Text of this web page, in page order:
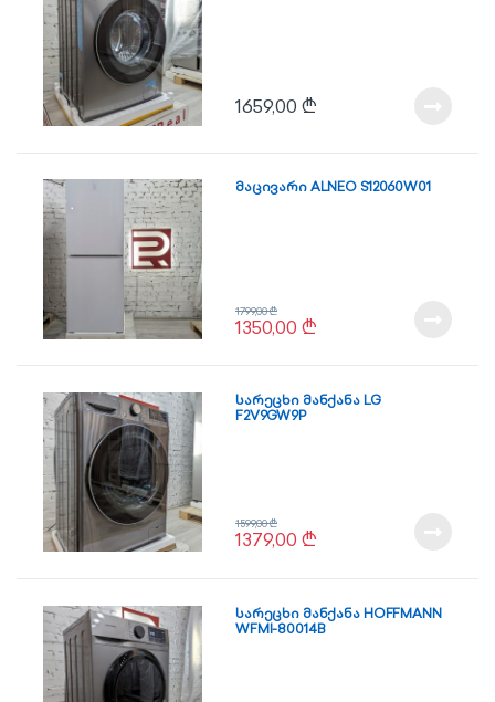
1659,00 ₾
მაცივარი ALNEO S12060W01
1350,00 ₾
1799,00₾
სარეცხი მანქანა LG
F2V9GW9P
1379,00 ₾
1599,00₾
სარეცხი მანქანა HOFFMANN
WFMI-80014B